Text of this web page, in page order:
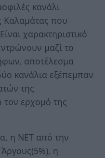
κανάλι
Καλαμάτας που
χαρακτηριστικό
μαζί το
αποτέλεσμα
κανάλια εξέπεμπαν
της
ερχομό της
η ΝΕΤ από την
η